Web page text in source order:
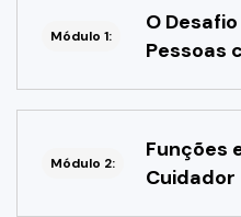
Módulo 1:
O
Pessoas
Módulo 2:
Funções
Cuidador